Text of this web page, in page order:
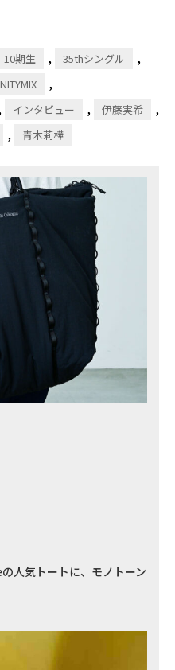
10期生 , 35thシングル ,
,
インタビュー , 伊藤実希 ,
, 青木莉樺
人気トートに、モノトーン